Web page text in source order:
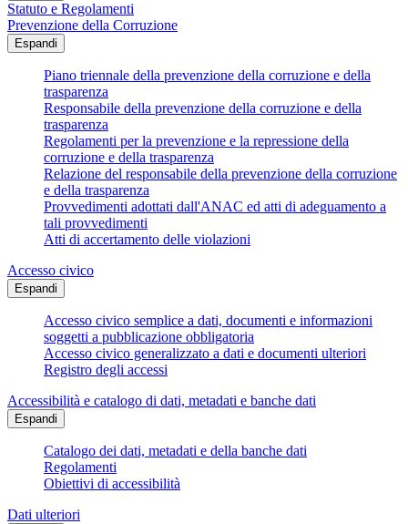
Statuto e Regolamenti
Prevenzione della Corruzione
Espandi
Piano triennale della prevenzione della corruzione e della
trasparenza
Responsabile della prevenzione della corruzione e della
trasparenza
Regolamenti per la prevenzione e la repressione della
corruzione e della trasparenza
Relazione del responsabile della prevenzione della corruzione
e della trasparenza
Provvedimenti adottati dall'ANAC ed atti di adeguamento a
tali provvedimenti
Atti di accertamento delle violazioni
Accesso civico
Espandi
Accesso civico semplice a dati, documenti e informazioni
soggetti a pubblicazione obbligatoria
Accesso civico generalizzato a dati e documenti ulteriori
Registro degli accessi
Accessibilità e catalogo di dati, metadati e banche dati
Espandi
Catalogo dei dati, metadati e della banche dati
Regolamenti
Obiettivi di accessibilità
Dati ulteriori